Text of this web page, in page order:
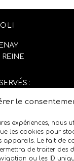
le
expériences, nous
les cookies pour
appareils. Le fait de
de traiter des
ou les ID
:
SITE :
/CGV